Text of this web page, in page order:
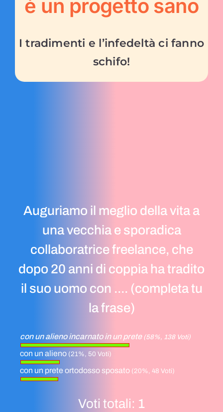
è un progetto sano
I tradimenti e l’infedeltà ci fanno
schifo!
Auguriamo il meglio della vita a
una vecchia e sporadica
collaboratrice freelance, che
dopo 20 anni di coppia ha tradito
il suo uomo con .... (completa tu
la frase)
con un alieno incarnato in un prete (58%, 138 Voti)
con un alieno (21%, 50 Voti)
con un prete ortodosso sposato (20%, 48 Voti)
Voti totali: 1